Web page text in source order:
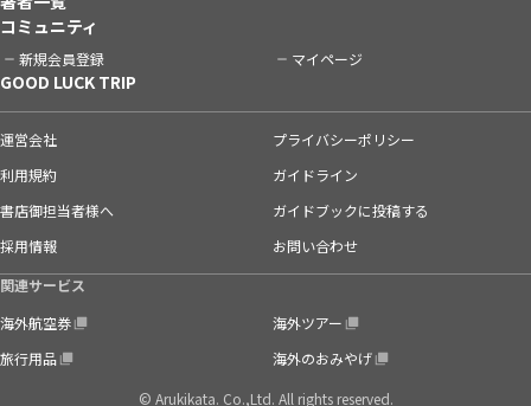
コミュニティ
新規会員登録 マイページ
GOOD LUCK TRIP
運営会社
プライバシーポリシー
利用規約
ガイドライン
書店御担当者様へ
ガイドブックに投稿する
採用情報
お問い合わせ
関連サービス
海外航空券
海外ツアー
旅行用品
海外のおみやげ
© Arukikata. Co.,Ltd. All rights reserved.